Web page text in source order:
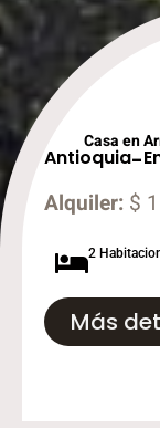
Casa en
Antioquia-
Alquiler: $
2
Más